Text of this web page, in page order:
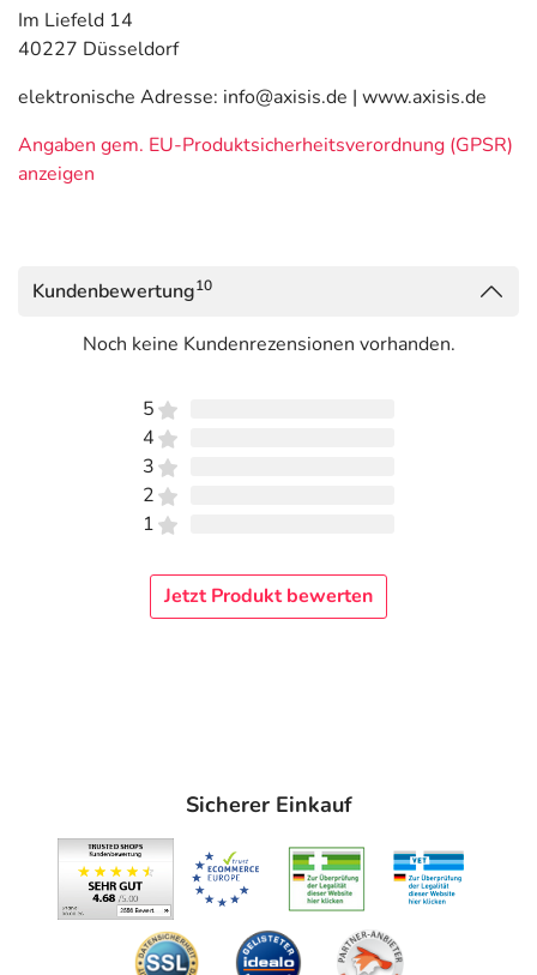
Im Liefeld 14
40227 Düsseldorf
elektronische Adresse: info@axisis.de | www.axisis.de
Angaben gem. EU-Produktsicherheitsverordnung (GPSR)
anzeigen
Kundenbewertung10
Noch keine Kundenrezensionen vorhanden.
5
4
3
2
1
Jetzt Produkt bewerten
Sicherer Einkauf